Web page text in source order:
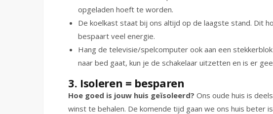
opgeladen hoeft te worden.
De koelkast staat bij ons altijd op de laagste stand. Dit
bespaart veel energie.
Hang de televisie/spelcomputer ook aan een
naar bed gaat, kun je de schakelaar uitzetten en is er
3. Isoleren = besparen
Hoe goed is jouw huis geïsoleerd? Ons oude huis is
winst te behalen. De komende tijd gaan we ons huis beter